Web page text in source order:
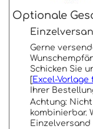
Optionale
Gerne
Schicken Sie
[Excel-
Ihrer
Achtung:
kombinierbar.